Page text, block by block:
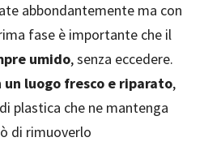
abbondantemente ma con
fase è importante che il
umido, senza eccedere.
un luogo fresco e riparato,
plastica che ne mantenga
di rimuoverlo